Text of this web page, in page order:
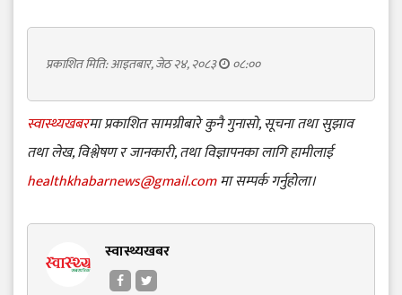
प्रकाशित मिति: आइतबार, जेठ २४, २०८३ ०८:००
स्वास्थ्यखबरमा प्रकाशित सामग्रीबारे कुनै गुनासो, सूचना तथा सुझाव
तथा लेख, विश्लेषण र जानकारी, तथा विज्ञापनका लागि हामीलाई
healthkhabarnews@gmail.comमा सम्पर्क गर्नुहोला।
स्वास्थ्यखबर